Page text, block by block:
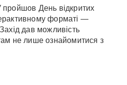
День відкритих
форматі —
дав можливість
не лише ознайомитися з